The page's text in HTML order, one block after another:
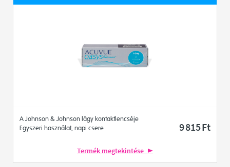
A Johnson & Johnson lágy kontaktlencséje
Egyszeri használat, napi csere
9 815Ft
Termék megtekintése